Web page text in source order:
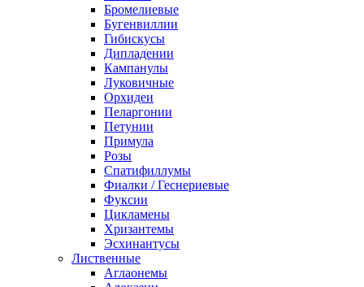
Бромелиевые
Бугенвиллии
Гибискусы
Дипладении
Кампанулы
Луковичные
Орхидеи
Пеларгонии
Петунии
Примула
Розы
Спатифиллумы
Фиалки / Геснериевые
Фуксии
Цикламены
Хризантемы
Эсхинантусы
Лиственные
Аглаонемы